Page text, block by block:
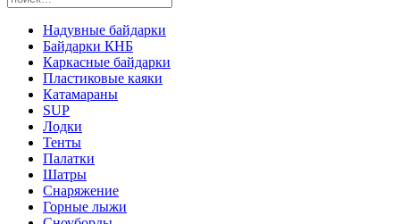
Надувные байдарки
Байдарки КНБ
Каркасные байдарки
Пластиковые каяки
Катамараны
SUP
Лодки
Тенты
Палатки
Шатры
Снаряжение
Горные лыжи